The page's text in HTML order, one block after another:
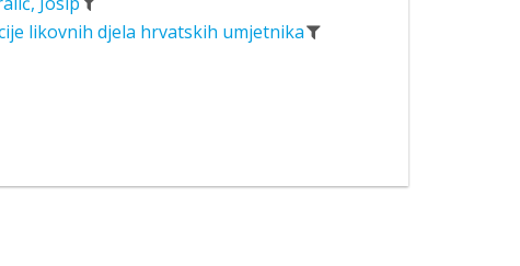
likovnih djela hrvatskih umjetnika